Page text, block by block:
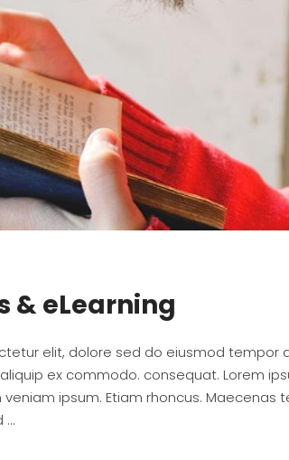
& eLearning
elit, dolore sed do eiusmod
ex commodo. consequat. Lorem
ipsum. Etiam rhoncus.